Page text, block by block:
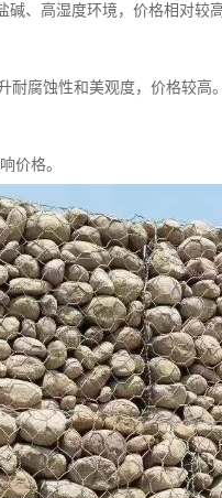
碱、高湿度环境，价格相对较
耐腐蚀性和美观度，价格较高
价格。